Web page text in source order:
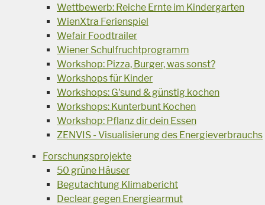
Wettbewerb: Reiche Ernte im Kindergarten
WienXtra Ferienspiel
Wefair Foodtrailer
Wiener Schulfruchtprogramm
Workshop: Pizza, Burger, was sonst?
Workshops für Kinder
Workshops: G'sund & günstig kochen
Workshops: Kunterbunt Kochen
Workshop: Pflanz dir dein Essen
ZENVIS - Visualisierung des Energieverbrauchs
Forschungsprojekte
50 grüne Häuser
Begutachtung Klimabericht
Declear gegen Energiearmut